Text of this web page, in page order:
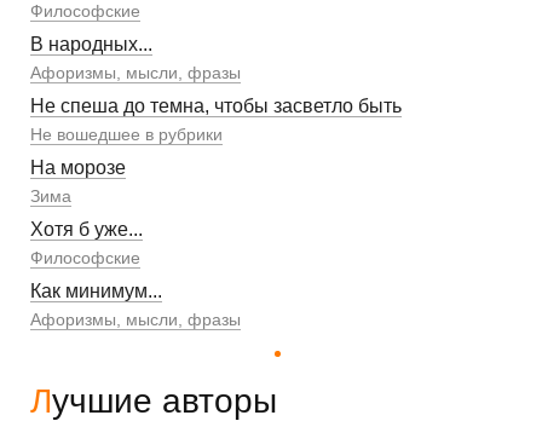
Философские
В народных...
Афоризмы, мысли, фразы
Не спеша до темна, чтобы засветло быть
Не вошедшее в рубрики
На морозе
Зима
Хотя б уже...
Философские
Как минимум...
Афоризмы, мысли, фразы
Лучшие авторы